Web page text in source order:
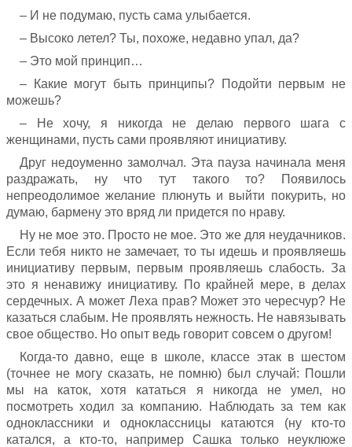
– И не подумаю, пусть сама улыбается.
– Высоко летел? Ты, похоже, недавно упал, да?
– Это мой принцип…
– Какие могут быть принципы? Подойти первым не
можешь?
– Не хочу, я никогда не делаю первого шага с
женщинами, пусть сами проявляют инициативу.
Друг недоуменно замолчал. Эта пауза начинала меня
раздражать, ну что тут такого то? Появилось
непреодолимое желание плюнуть и выйти покурить, но
думаю, бармену это вряд ли придется по нраву.
Ну не мое это. Просто не мое. Это же для неудачников.
Если тебя никто не замечает, то ты идешь и проявляешь
инициативу первым, первым проявляешь слабость. За
это я ненавижу инициативу. По крайней мере, в делах
сердечных. А может Леха прав? Может это чересчур? Не
казаться слабым. Не проявлять нежность. Не навязывать
свое общество. Но опыт ведь говорит совсем о другом!
Когда-то давно, еще в школе, классе этак в шестом
(точнее не могу сказать, не помню) был случай: Пошли
мы на каток, хотя кататься я никогда не умел, но
посмотреть ходил за компанию. Наблюдать за тем как
одноклассники и одноклассницы катаются (ну кто-то
катался, а кто-то, например Сашка только неуклюже